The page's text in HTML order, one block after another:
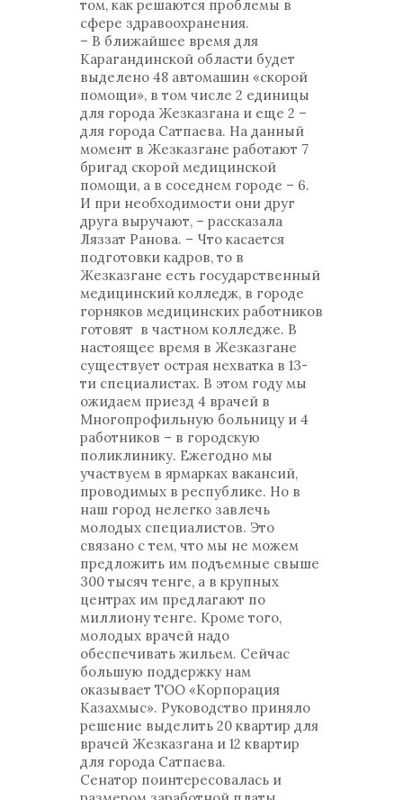
том, как решаются проблемы в
сфере здравоохранения.
– В ближайшее время для
Карагандинской области будет
выделено 48 автомашин «скорой
помощи», в том числе 2 единицы
для города Жезказгана и еще 2 –
для города Сатпаева. На данный
момент в Жезказгане работают 7
бригад скорой медицинской
помощи, а в соседнем городе – 6.
И при необходимости они друг
друга выручают, – рассказала
Ляззат Ранова. – Что касается
подготовки кадров, то в
Жезказгане есть государственный
медицинский колледж, в городе
горняков медицинских работников
готовят в частном колледже. В
настоящее время в Жезказгане
существует острая нехватка в 13-
ти специалистах. В этом году мы
ожидаем приезд 4 врачей в
Многопрофильную больницу и 4
работников – в городскую
поликлинику. Ежегодно мы
участвуем в ярмарках вакансий,
проводимых в республике. Но в
наш город нелегко завлечь
молодых специалистов. Это
связано с тем, что мы не можем
предложить им подъемные свыше
300 тысяч тенге, а в крупных
центрах им предлагают по
миллиону тенге. Кроме того,
молодых врачей надо
обеспечивать жильем. Сейчас
большую поддержку нам
оказывает ТОО «Корпорация
Казахмыс». Руководство приняло
решение выделить 20 квартир для
врачей Жезказгана и 12 квартир
для города Сатпаева.
Сенатор поинтересовалась и